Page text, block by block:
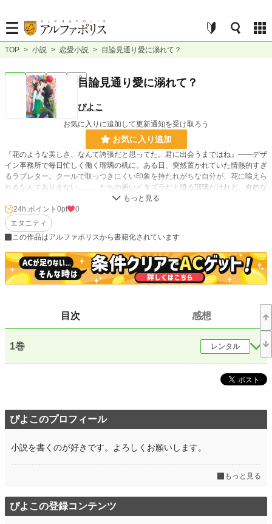
TOP > 小説 > 恋愛小説 > 目論見通り愛に溺れて？
完結 長編 R18目論見通り愛に溺れて？
ぴよこ
お気に入りに追加して更新通知を受け取ろう
お気に入り追加
『花のような美しさ、なんて誇張だと思ってた。君に出会うまではね』――デザ
イン事務所で毎日忙しく働く瑠璃の机に、ある日、突然置かれていた情熱的すぎ
るラブレター。クールで取っつきにくい印象を持たれがちな自分が、花に喩えら
れるなんてありえない……。たちの悪いイタズラだと憤る瑠璃だけれど、奇妙な
ラブレターは次々と届いて？ 策士な副社長は、計算し尽くした捕獲計画で最愛
の彼女を手に入れる！ 行き過ぎた愛情表現の彼とのおかしなラブ攻防戦。
小説 228,634 位 / 228,634 件
恋愛 66,326 位 / 66,326 件
お気に入り 39
文字数(レンタル含む)
更新日時
初回公開日時 2018.08.21 10:49
月間ポイント
年間ポイント 133 pt (135,342 位)
24h.ポイント 0pt
0
エタニティ
この作品はアルファポリスから書籍化されています
目次 感想
1巻 レンタル
ぴよこのプロフィール
小説を書くのが好きです。よろしくお願いします。
もっと見る
ぴよこの登録コンテンツ